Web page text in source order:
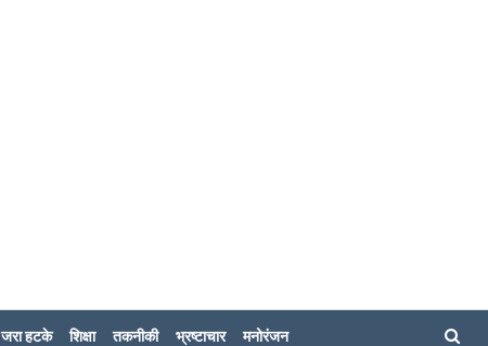
जरा हटके शिक्षा तकनीकी भ्रष्टाचार मनोरंजन